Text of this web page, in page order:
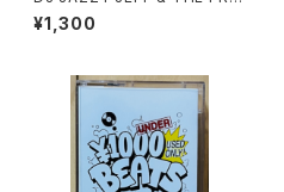
SH PRINCE / THE GROOVE
(JAZZY'S GROOVE)
¥1,300